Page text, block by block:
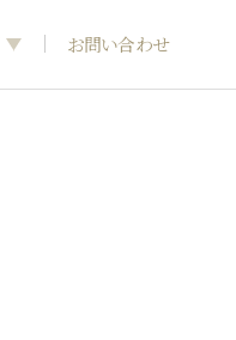
お問い合わせ